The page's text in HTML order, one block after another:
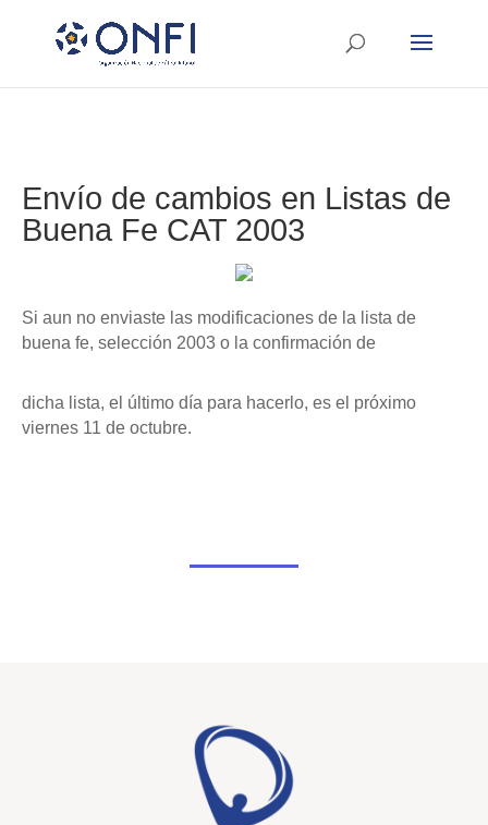
Envío de cambios en Listas de
Buena Fe CAT 2003
Si aun no enviaste las modificaciones de la lista de
buena fe, selección 2003 o la confirmación de
dicha lista, el último día para hacerlo, es el próximo
viernes 11 de octubre.